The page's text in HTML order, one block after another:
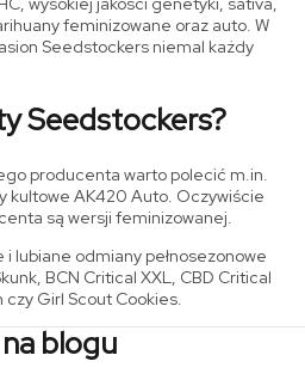
feminizowane oraz auto. W
Seedstockers niemal każdy
Seedstockers?
producenta warto polecić m.in.
kultowe AK420 Auto. Oczywiście
są wersji feminizowanej.
lubiane odmiany pełnosezonowe
BCN Critical XXL, CBD Critical
Girl Scout Cookies.
blogu